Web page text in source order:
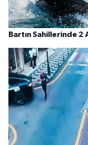
Bartın Sahillerinde 2